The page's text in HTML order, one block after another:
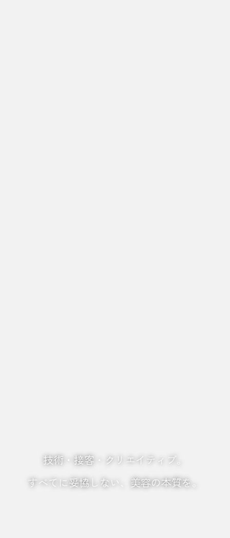
技術・接客・クリエイティブ。
すべてに妥協しない、美容の本質を。